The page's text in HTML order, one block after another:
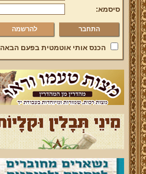
סיסמא:
להרשמה
הכנס אותי אוטמטית בפעם הבאה